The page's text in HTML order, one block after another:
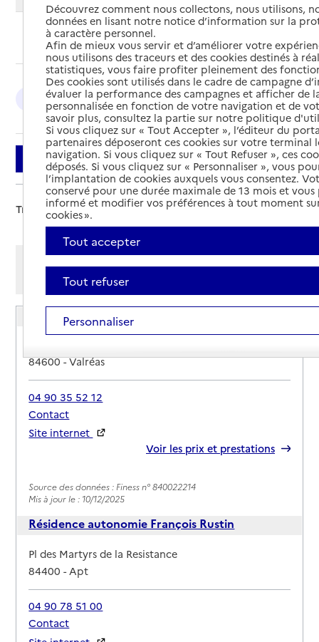
Ajouter cette recherche aux favoris
Avignon : 2
Filtrer
Trier par :
Afficher les résultats par:
Mode liste
Mode carte
Résidence autonomie Beau Soleil
84600-Valréas
04 90 35 52 12
Contact
Site internet
Voir les prix et prestations
Source des données : Finess n° 840022214
Mis à jour le : 10/12/2025
Résidence autonomie François Rustin
Adresse
Pl des Martyrs de la Resistance
84400-Apt
04 90 78 51 00
Contact
Découvrez comment nous collectons, nous utilisons,
données en lisant notre notice d’information sur la
à caractère personnel.
Afin de mieux vous servir et d’améliorer votre
nous utilisons des traceurs et des cookies destinés à
statistiques, vous faire profiter pleinement des
Des cookies sont utilisés dans le cadre de campagne
évaluer la performance des campagnes et afficher de
personnalisée en fonction de votre navigation et de
savoir plus, consultez la partie sur notre politique
Si vous cliquez sur « Tout Accepter », l’éditeur du
partenaires déposeront ces cookies sur votre terminal
navigation. Si vous cliquez sur « Tout Refuser », ces
déposés. Si vous cliquez sur « Personnaliser », vous
l’implantation de cookies auxquels vous consentez.
conservé pour une durée maximale de 13 mois et
informé et modifier vos préférences à tout moment
cookies ».
Tout accepter
Tout refuser
Personnaliser